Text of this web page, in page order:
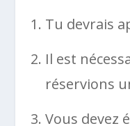
Tu devrais
Il est
réservions
Vous devez